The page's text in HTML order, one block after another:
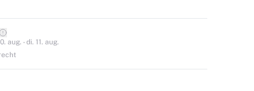
aug. - di. 11. aug.